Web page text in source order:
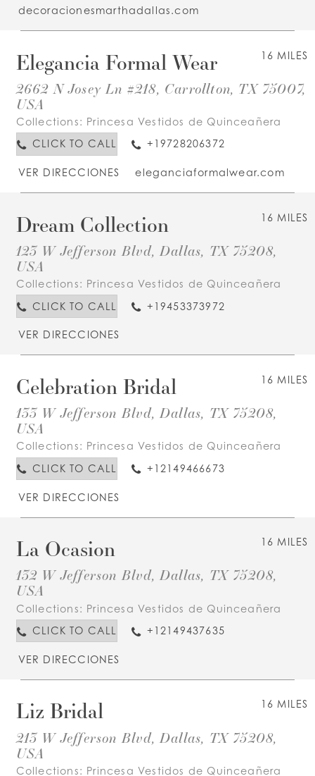
decoracionesmarthadallas.com
16 MILES
Elegancia Formal Wear
2662 N Josey Ln #218, Carrollton, TX 75007,
USA
Collections: Princesa Vestidos de Quinceañera
CLICK TO CALL
+19728206372
VER DIRECCIONES eleganciaformalwear.com
16 MILES
Dream Collection
123 W Jefferson Blvd, Dallas, TX 75208,
USA
Collections: Princesa Vestidos de Quinceañera
CLICK TO CALL
+19453373972
VER DIRECCIONES
16 MILES
Celebration Bridal
133 W Jefferson Blvd, Dallas, TX 75208,
USA
Collections: Princesa Vestidos de Quinceañera
CLICK TO CALL
+12149466673
VER DIRECCIONES
16 MILES
La Ocasion
132 W Jefferson Blvd, Dallas, TX 75208,
USA
Collections: Princesa Vestidos de Quinceañera
CLICK TO CALL
+12149437635
VER DIRECCIONES
16 MILES
Liz Bridal
213 W Jefferson Blvd, Dallas, TX 75208,
USA
Collections: Princesa Vestidos de Quinceañera